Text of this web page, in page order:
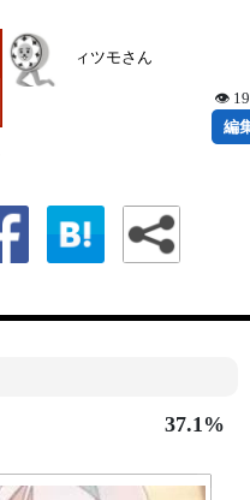
ィツモさん
👁
編
37.1%